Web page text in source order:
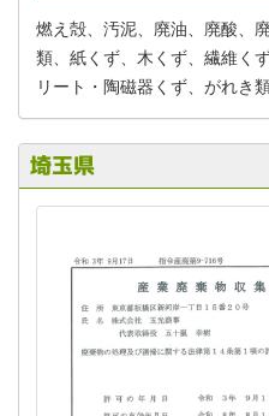
燃え殻、汚泥、廃油、廃酸、
類、紙くず、木くず、繊維く
リート・陶磁器くず、がれき
埼玉県